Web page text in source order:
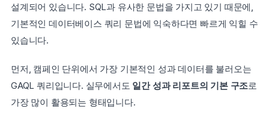
설계되어 있습니다. SQL과 유사한 문법을 가지고 있기 때문에,
기본적인 데이터베이스 쿼리 문법에 익숙하다면 빠르게 익힐 수
있습니다.
먼저, 캠페인 단위에서 가장 기본적인 성과 데이터를 불러오는
GAQL 쿼리입니다. 실무에서도 일간 성과 리포트의 기본 구조로
가장 많이 활용되는 형태입니다.